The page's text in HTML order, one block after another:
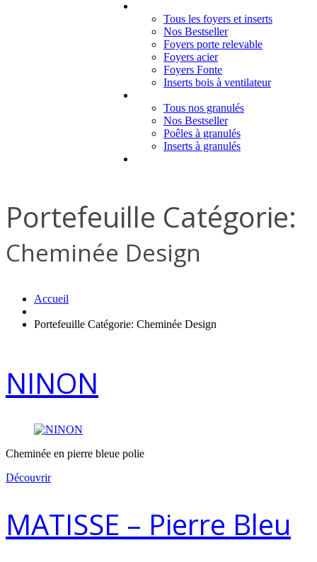
Tous les foyers et inserts
Nos Bestseller
Foyers porte relevable
Foyers acier
Foyers Fonte
Inserts bois à ventilateur
Tous nos granulés
Nos Bestseller
Poêles à granulés
Inserts à granulés
Portefeuille Catégorie:
Cheminée Design
Accueil
Portefeuille Catégorie: Cheminée Design
NINON
Cheminée en pierre bleue polie
Découvrir
MATISSE – Pierre Bleu